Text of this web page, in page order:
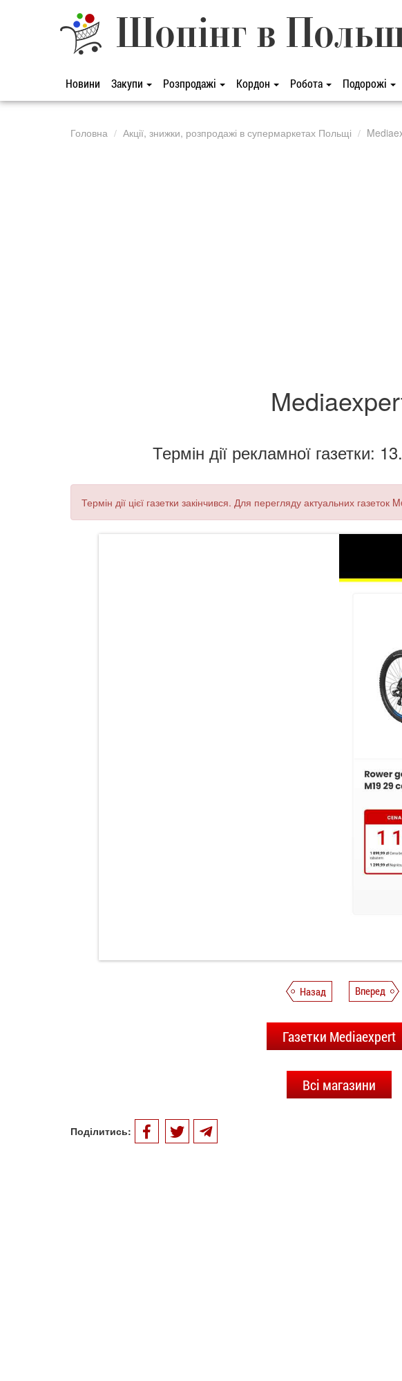
Шопінг в
Новини Закупи Розпродажі Кордон Робота Подорожі
Головна Акції, знижки, розпродажі в супермаркетах Польщі
Термін дії рекламної газетки:
Термін дії цієї газетки закінчився. Для перегляду актуальних газеток
Назад Вперед
Газетки Mediaexpert
Всі магазини
Поділитись: